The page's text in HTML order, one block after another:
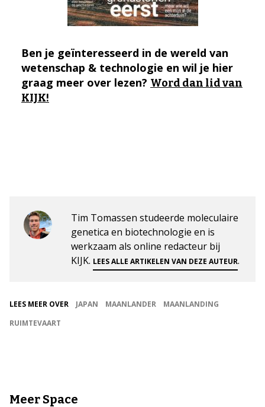
Ben je geïnteresseerd in de wereld van
wetenschap & technologie en wil je hier
graag meer over lezen? Word dan lid van
KIJK!
Tim Tomassen studeerde moleculaire
genetica en biotechnologie en is
werkzaam als online redacteur bij
KIJK. LEES ALLE ARTIKELEN VAN DEZE AUTEUR.
LEES MEER OVER JAPAN MAANLANDER
MAANLANDING
RUIMTEVAART
Meer Space